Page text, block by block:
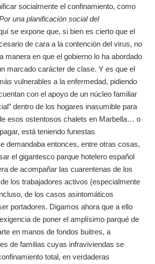
socialmente el confinamiento, como
una planificación social del
se expone que, si bien es cierto que el
de cara a la contención del virus, no
manera en que el gobierno lo ha abordado
marcado carácter de clase. Y es que el
vulnerables a la enfermedad, pidiendo
con el apoyo de un núcleo familiar
dentro de los hogares inasumible para
esos ostentosos chalets en Marbella… o
está teniendo funestas
demandaba entonces, entre otras cosas,
el gigantesco parque hotelero español
de acompañar las cuarentenas de los
los trabajadores activos (especialmente
de los casos asintomáticos
portadores. Digamos ahora que a ello
de poner el amplísimo parqué de
en manos de fondos buitres, a
de familias cuyas infraviviendas se
total, en verdaderas